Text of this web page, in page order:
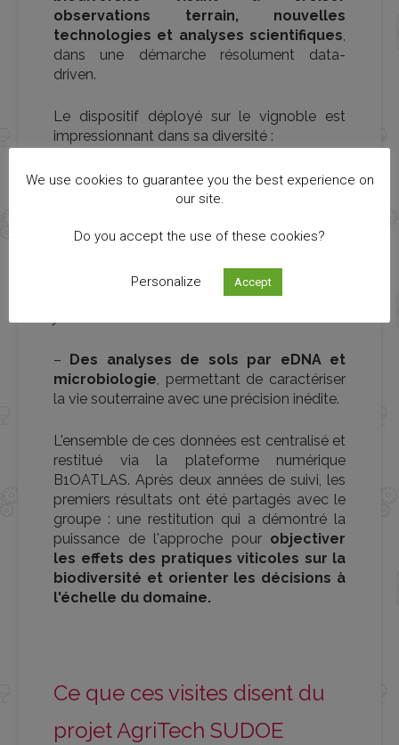
observations terrain, nouvelles
technologies et analyses scientifiques,
dans une démarche résolument data-
driven.
Le dispositif déployé sur le vignoble est
impressionnant dans sa diversité :
–Des capteurs bioacoustiques et
pour détecter et identifier la
parcelles.
Des caméras de suivi de la faune
observer les espèces en mouvement, de
–
Des analyses de sols par eDNA et
microbiologie, permettant de caractériser
la vie souterraine avec une précision inédite.
L'ensemble de ces données est centralisé et
restitué via la plateforme numérique
B1OATLAS. Après deux années de suivi, les
premiers résultats ont été partagés avec le
groupe : une restitution qui a démontré la
puissance de l'approche pour objectiver
les effets des pratiques viticoles sur la
biodiversité et orienter les décisions à
l'échelle du domaine.
Ce que ces visites disent du
projet AgriTech SUDOE
We use cookies to guarantee you the best experience on
our site.
Do you accept the use of these cookies?
Personalize Accept